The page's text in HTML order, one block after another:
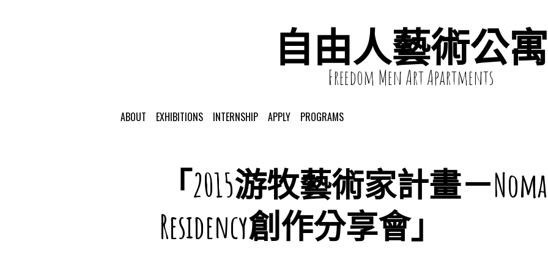
自由人藝術公寓
Freedom Men Art Apartments
ABOUT EXHIBITIONS INTERNSHIP APPLY PROGRAMS
「2015游牧藝術家計畫－
Residency創作分享會」